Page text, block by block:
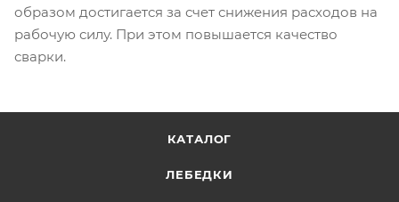
образом достигается за счет снижения расходов на
рабочую силу. При этом повышается качество
сварки.
КАТАЛОГ
ЛЕБЕДКИ